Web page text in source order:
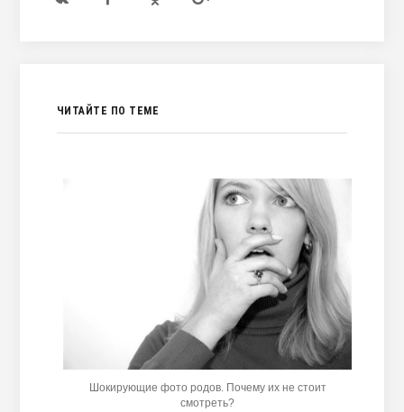
ЧИТАЙТЕ ПО ТЕМЕ
Шокирующие фото родов. Почему их не стоит
смотреть?